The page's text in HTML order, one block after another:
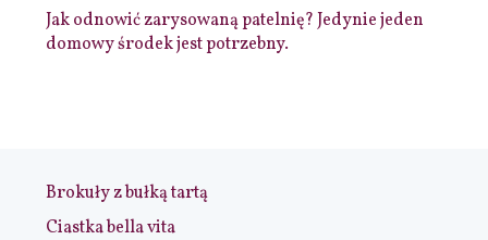
Jak odnowić zarysowaną patelnię? Jedynie jeden
domowy środek jest potrzebny.
Brokuły z bułką tartą
Ciastka bella vita